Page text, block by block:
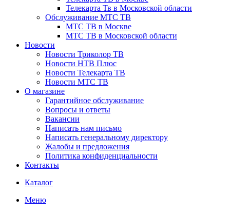
Телекарта Тв в Московской области
Обслуживание МТС ТВ
МТС ТВ в Москве
МТС ТВ в Московской области
Новости
Новости Триколор ТВ
Новости НТВ Плюс
Новости Телекарта ТВ
Новости МТС ТВ
О магазине
Гарантийное обслуживание
Вопросы и ответы
Вакансии
Написать нам письмо
Написать генеральному директору
Жалобы и предложения
Политика конфиденциальности
Контакты
Каталог
Меню